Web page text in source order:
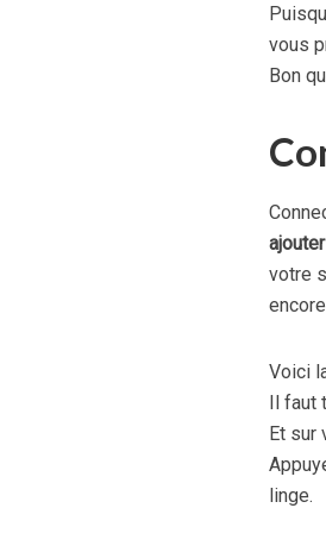
vous
Bon
votre
Voici
Il faut
Et sur
linge.